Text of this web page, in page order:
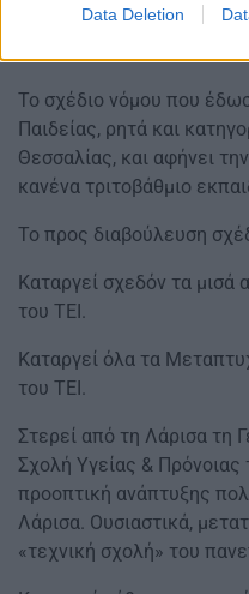
Data Deletion
σχετικά με την
Το σχέδιο νόμου που
Παιδείας, ρητά και
Θεσσαλίας, και αφήνει
κανένα τριτοβάθμιο
Το προς διαβούλευση
Καταργεί σχεδόν τα
του ΤΕΙ.
Καταργεί όλα τα
του ΤΕΙ.
Στερεί από τη Λάρισα τη
Σχολή Υγείας & Πρόνοιας
προοπτική ανάπτυξης
Λάρισα. Ουσιαστικά,
«τεχνική σχολή» του